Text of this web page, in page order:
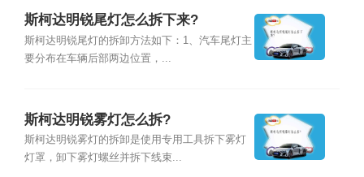
斯柯达明锐尾灯怎么拆下来?
斯柯达明锐尾灯的拆卸方法如下：1、汽车尾灯主
要分布在车辆后部两边位置，...
斯柯达明锐雾灯怎么拆?
斯柯达明锐雾灯的拆卸是使用专用工具拆下雾灯
灯罩，卸下雾灯螺丝并拆下线束...